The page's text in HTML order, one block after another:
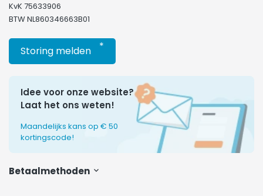
KvK 75633906
BTW NL860346663B01
Storing melden *
Idee voor onze website?
Laat het ons weten!
Maandelijks kans op € 50
kortingscode!
Betaalmethoden